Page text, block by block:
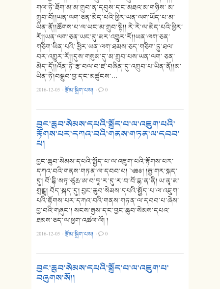
གལ་ཏེ་ཐོག་མ་མ་གྲུབ་ན་དབུས་དང་མཐའ་མ་གཉིས་ མ་
གྲུབ་བོ།།ཡན་ལག་ཅན་མེད་པའི་ཕྱིར་ཡན་ལག་ཡོད་པ་མ་
ཡིན་ནོ།།ཚོགས་པ་ལ་ཡང་མ་གྲུབ་སྟེ།། རེ་རེ་ལ་མེད་པའི་ཕྱིར་
རོ།།ཡན་ལག་ཅན་ཡང་དུ་མར་འགྱུར་རོ།།ཡན་ལག་ཅན་
གཅིག་ཡིན་པའི་ ཕྱིར་ཡན་ལག་ཐམས་ཅད་གཅིག་ཏུ་ཐལ་
བར་འགྱུར་རོ།།དུས་གསུམ་དུ་མ་གྲུབ་པས་ཡན་ལག་ ཅན་
མེད་དོ།།འོན་ཏེ་རྩ་བལ་བ་ཛ་བཞིན་དུ་འགྲུབ་པ་ཡིན་ནོ།།མ་
ཡིན་ཏེ།བསྒྲུབ་བྱ་དང་མཚུངས་…
2016-12-05 ·རྩོམ་སྒྲིག་པས། · 0
བྱང་ཆུབ་སེམས་དཔའི་སྤྱོད་པ་ལ་འཇུག་པའི་
རྟོགས་པར་དཀའ་བའི་གནས་གཏན་ལ་དབབ་
པ།
བྱང་ཆུབ་སེམས་དཔའི་སྤྱོད་པ་ལ་འཇུག་པའི་རྟོགས་པར་
དཀའ་བའི་གནས་གཏན་ལ་དབབ་པ། ༄༅༅། །རྒྱ་གར་སྐད་
དུ། བོ་དྷི་སཏྭ་ཙཱརྻ་ཨ་བ་ཏཱ་ར་དུ་ར་བ་བོ་དྷ་ན་ནི། ཡ་ནཱ་མ་
གྲནྠཱ། བོད་སྐད་དུ། བྱང་ཆུབ་སེམས་དཔའི་སྤྱོད་པ་ལ་འཇུག་
པའི་རྟོགས་པར་དཀའ་བའི་གནས་གཏན་ལ་དབབ་པ་ཞེས་
བྱ་བའི་གཞུང༌། སངས་རྒྱས་དང་བྱང་ཆུབ་སེམས་དཔའ་
ཐམས་ཅད་ལ་ཕྱག་འཚལ་ལོ། །
2016-12-05 ·རྩོམ་སྒྲིག་པས། · 0
བྱང་ཆུབ་སེམས་དཔའི་སྤྱོད་པ་ལ་འཇུག་པ་
བཞུགས་སོ།།